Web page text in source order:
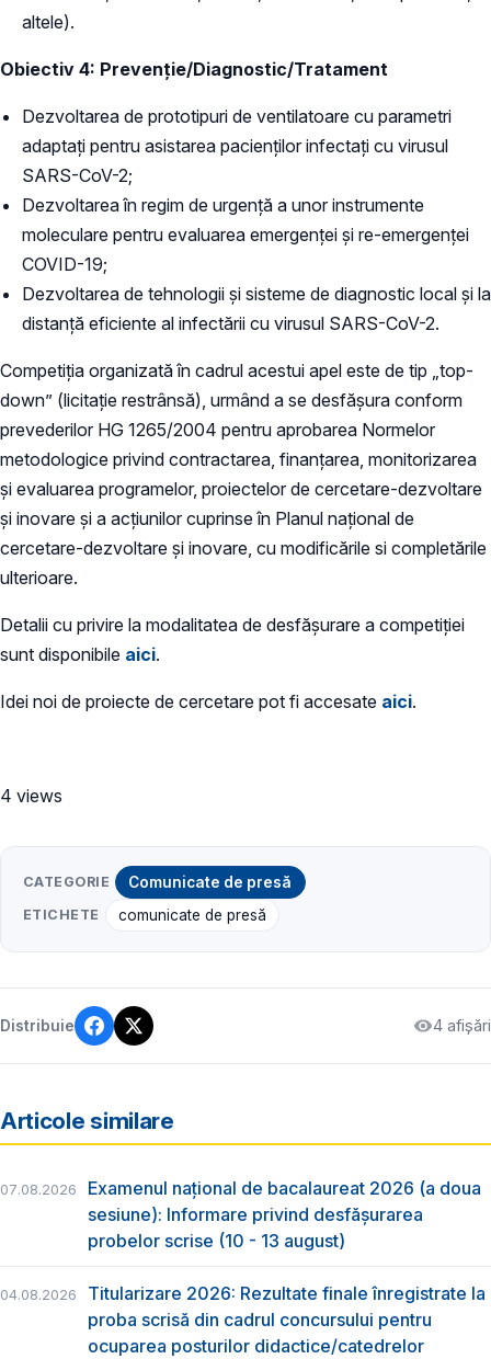
altele).
Obiectiv 4: Prevenție/Diagnostic/Tratament
Dezvoltarea de prototipuri de ventilatoare cu parametri
adaptați pentru asistarea pacienților infectați cu virusul
SARS-CoV-2;
Dezvoltarea în regim de urgență a unor instrumente
moleculare pentru evaluarea emergenței și re-emergenței
COVID-19;
Dezvoltarea de tehnologii și sisteme de diagnostic local și la
distanță eficiente al infectării cu virusul SARS-CoV-2.
Competiția organizată în cadrul acestui apel este de tip „top-
down” (licitație restrânsă), urmând a se desfășura conform
prevederilor HG 1265/2004 pentru aprobarea Normelor
metodologice privind contractarea, finanțarea, monitorizarea
şi evaluarea programelor, proiectelor de cercetare-dezvoltare
şi inovare şi a acțiunilor cuprinse în Planul național de
cercetare-dezvoltare şi inovare, cu modificările si completările
ulterioare.
Detalii cu privire la modalitatea de desfășurare a competiției
sunt disponibile aici.
Idei noi de proiecte de cercetare pot fi accesate aici.
4 views
CATEGORIE Comunicate de presă
ETICHETE comunicate de presă
Distribuie 4 afișări
Articole similare
07.08.2026
Examenul național de bacalaureat 2026 (a doua
sesiune): Informare privind desfășurarea
probelor scrise (10 - 13 august)
04.08.2026
Titularizare 2026: Rezultate finale înregistrate la
proba scrisă din cadrul concursului pentru
ocuparea posturilor didactice/catedrelor